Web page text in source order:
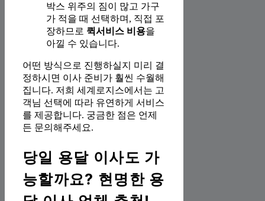
박스 위주의 짐이 많고 가구
가 적을 때 선택하며, 직접 포
장하므로 퀵서비스 비용을
아낄 수 있습니다.
어떤 방식으로 진행하실지 미리 결
정하시면 이사 준비가 훨씬 수월해
집니다. 저희 세계로지스에서는 고
객님 선택에 따라 유연하게 서비스
를 제공합니다. 궁금한 점은 언제
든 문의해주세요.
당일 용달 이사도 가
능할까요? 현명한 용